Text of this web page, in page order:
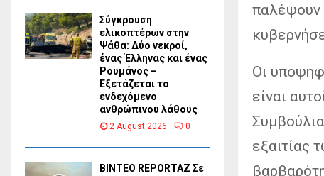
παλέψουν
Οι
είναι
εξαιτίας
Σύγκρουση
ελικοπτέρων στην
Ψάθα: Δύο νεκροί,
ένας Έλληνας και ένας
Ρουμάνος –
Εξετάζεται το
ενδεχόμενο
ανθρώπινου λάθους
2 August 2026 0
BINTEO REPORTAZ Σε